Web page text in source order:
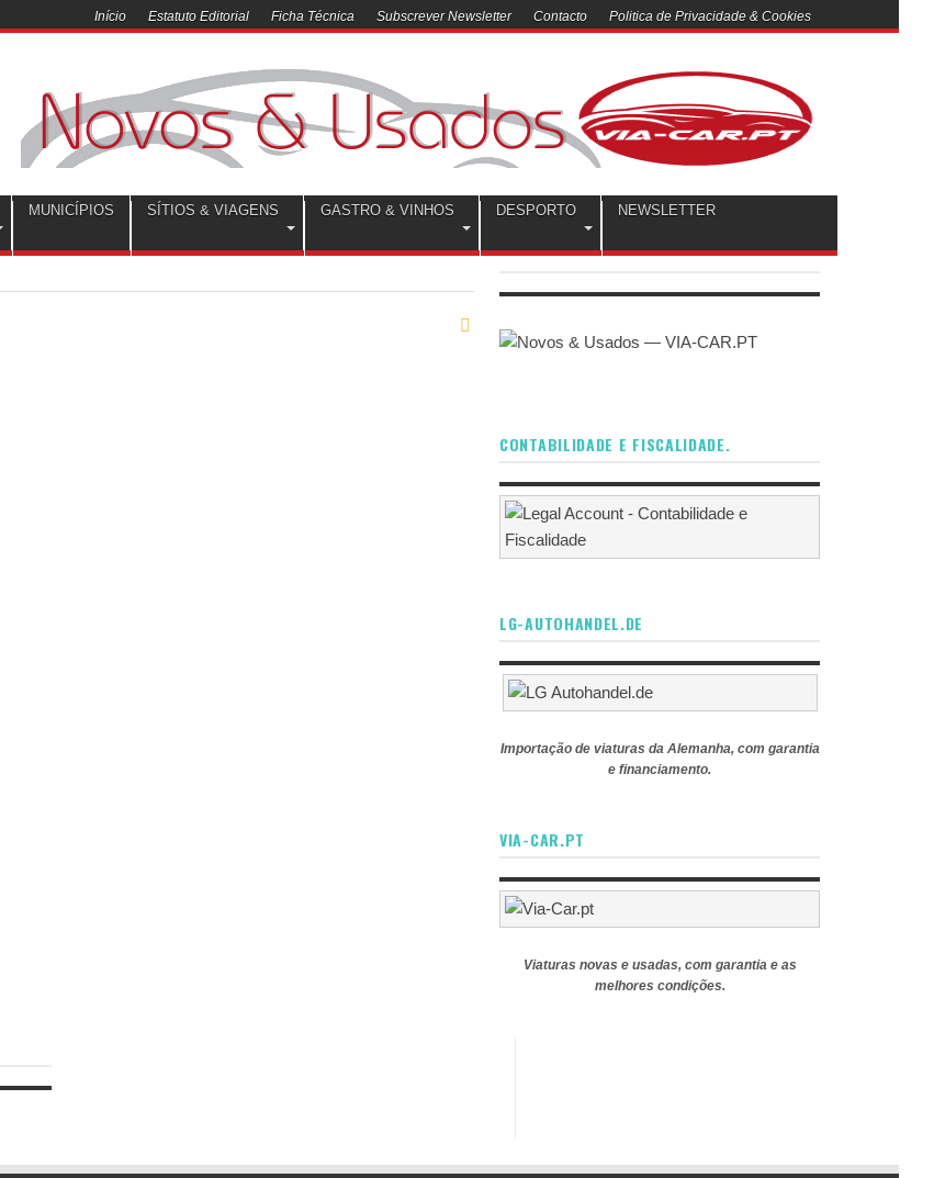
Início Estatuto Editorial Ficha Técnica Subscrever Newsletter Contacto Politica de Privacidade & Cookies
MUNICÍPIOS SÍTIOS & VIAGENS GASTRO & VINHOS DESPORTO NEWSLETTER
CONTABILIDADE E FISCALIDADE.
LG-AUTOHANDEL.DE
Importação de viaturas da Alemanha, com garantia
e financiamento.
VIA-CAR.PT
Viaturas novas e usadas, com garantia e as
melhores condições.